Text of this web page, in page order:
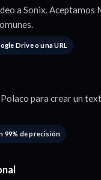
a Sonix. Aceptamos
Drive o una URL
para crear un
99% de precisión